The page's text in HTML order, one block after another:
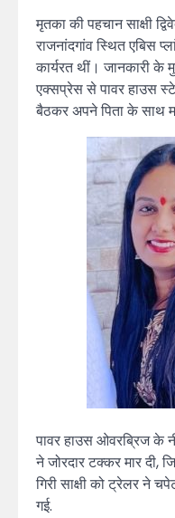
मृतका की पहचान साक्षी
राजनांदगांव स्थित एबिस
कार्यरत थीं। जानकारी के
एक्सप्रेस से पावर हाउस
बैठकर अपने पिता के साथ
पावर हाउस ओवरब्रिज के
ने जोरदार टक्कर मार दी,
गिरी साक्षी को ट्रेलर ने
गई.